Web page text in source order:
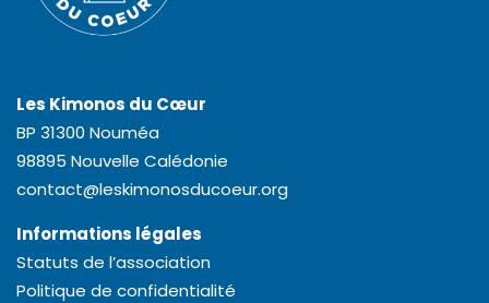
Les Kimonos du Cœur
BP 31300 Nouméa
98895 Nouvelle Calédonie
contact@leskimonosducoeur.org
Informations légales
Statuts de l’association
Politique de confidentialité